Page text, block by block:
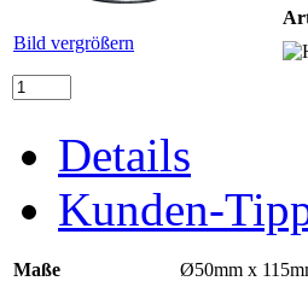
Bild vergrößern
Details
Kunden-
Maße
Ø50mm x